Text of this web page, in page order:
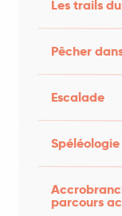
Les trails
Pêcher
Escalade
Spéléologie
parcours